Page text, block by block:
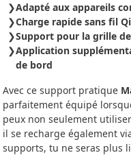
Adapté aux appareils
Charge rapide sans fil
Support pour la grille
Application
de bord
Avec ce support pratique
parfaitement équipé
peux non seulement
il se recharge également
supports, tu ne seras plus